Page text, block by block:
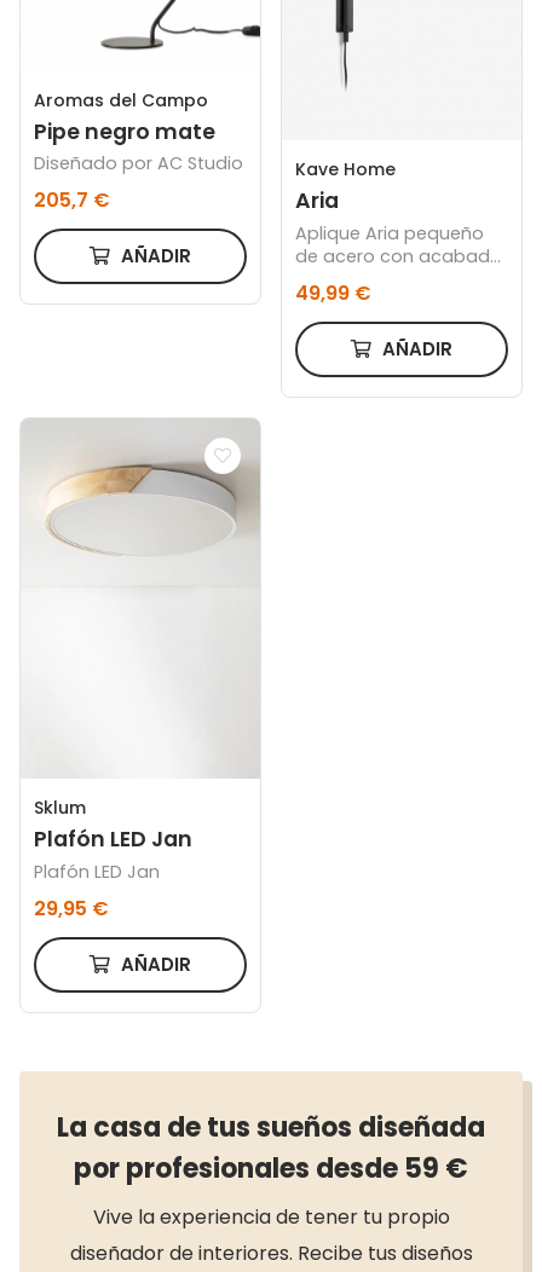
Aromas del Campo
Pipe negro mate
Diseñado por AC Studio
205,7 €
AÑADIR
Kave Home
Aria
Aplique Aria pequeño
de acero con acabado
49,99 €
AÑADIR
Sklum
Plafón LED Jan
Plafón LED Jan
29,95 €
AÑADIR
La casa de tus sueños diseñada
por profesionales desde 59 €
Vive la experiencia de tener tu propio
diseñador de interiores. Recibe tus diseños